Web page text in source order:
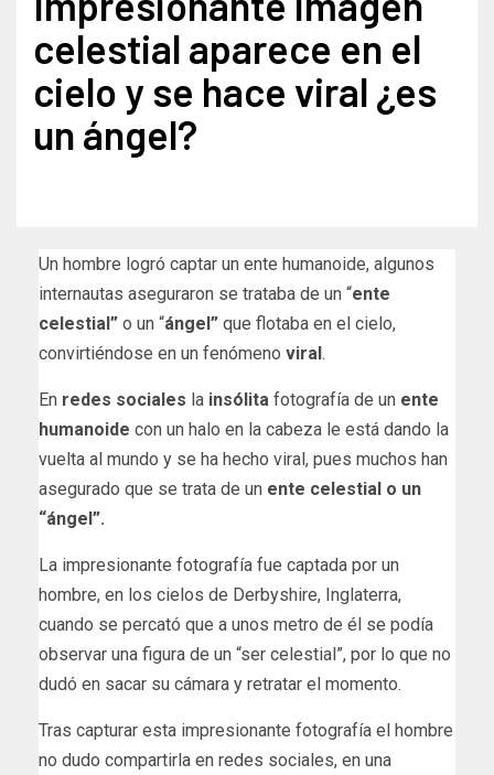
celestial aparece en el
cielo y se hace viral ¿es
un ángel?
Un hombre logró captar un ente humanoide, algunos
internautas aseguraron se trataba de un “ente
celestial” o un “ángel” que flotaba en el cielo,
convirtiéndose en un fenómeno viral.
En redes sociales la insólita fotografía de un ente
humanoide con un halo en la cabeza le está dando la
vuelta al mundo y se ha hecho viral, pues muchos han
asegurado que se trata de un ente celestial o un
“ángel”.
La impresionante fotografía fue captada por un
hombre, en los cielos de Derbyshire, Inglaterra,
cuando se percató que a unos metro de él se podía
observar una figura de un “ser celestial”, por lo que no
dudó en sacar su cámara y retratar el momento.
Tras capturar esta impresionante fotografía el hombre
no dudo compartirla en redes sociales, en una